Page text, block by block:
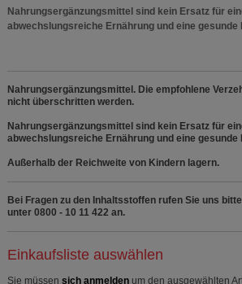
Nahrungsergänzungsmittel sind kein Ersatz für
abwechslungsreiche Ernährung und eine gesunde
Nahrungsergänzungsmittel. Die empfohlene
nicht überschritten werden.
Nahrungsergänzungsmittel sind kein Ersatz für
abwechslungsreiche Ernährung und eine gesunde
Außerhalb der Reichweite von Kindern lagern.
Bei Fragen zu den Inhaltsstoffen rufen Sie uns
unter 0800 - 10 11 422 an.
Einkaufsliste auswählen
Sie müssen sich anmelden um den ausgewählten